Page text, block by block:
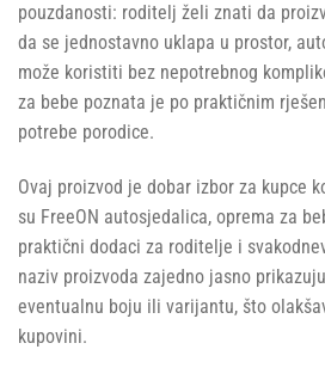
pouzdanosti: roditelj želi znati da
da se jednostavno uklapa u prostor,
može koristiti bez nepotrebnog
za bebe poznata je po praktičnim
potrebe porodice.
Ovaj proizvod je dobar izbor za kupce
su FreeON autosjedalica, oprema za
praktični dodaci za roditelje i
naziv proizvoda zajedno jasno
eventualnu boju ili varijantu, što
kupovini.